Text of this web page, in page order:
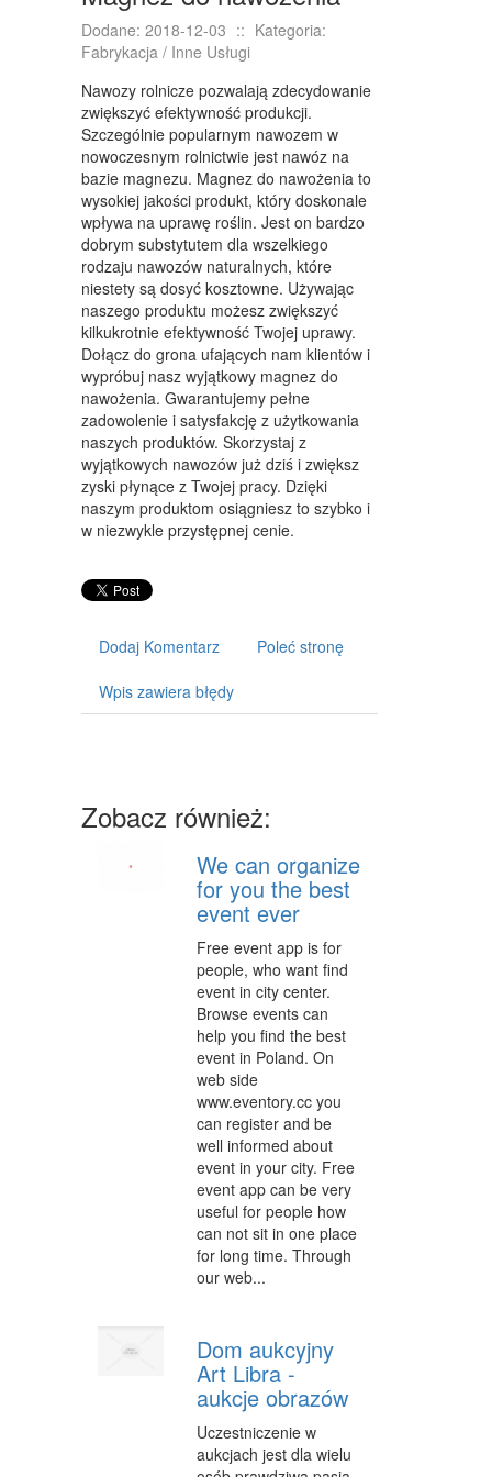
KURSY I SZKOLENIA
TŁUMACZENIA
WEBSTORE
BIŻUTERIA
DLA DZIECI
MEBLE
WYPOSAŻENIE WNĘTRZ
WYPOSAŻENIE ŁAZIENKI
ODZIEŻ
SPORT
ELEKTRONIKA, RTV, AGD
ART. DLA ZWIERZĄT
OGRÓD, ROŚLINY
INNE SKLEPY
NARZĘDZIA
PRZEMYSŁ METALOWY
TRANSPORT
TRANSPORT
CZĘŚCI SAMOCHODOWE
WYNAJEM
USŁUGI MOTORYZACYJNE
SALONY, KOMISY
E-MARKETING
AGENCJE REKLAMOWE
MATERIAŁY REKLAMOWE
WIGOR
IMPREZY INTEGRACYJNE
HOBBY
ZAJĘCIA SPORTOWE I REKREACYJNE
Dodane: 2018-12-03 :: Kategoria:
Fabrykacja / Inne Usługi
Nawozy rolnicze pozwalają zdecydowanie
zwiększyć efektywność produkcji.
Szczególnie popularnym nawozem w
nowoczesnym rolnictwie jest nawóz na
bazie magnezu. Magnez do nawożenia to
wysokiej jakości produkt, który doskonale
wpływa na uprawę roślin. Jest on bardzo
dobrym substytutem dla wszelkiego
rodzaju nawozów naturalnych, które
niestety są dosyć kosztowne. Używając
naszego produktu możesz zwiększyć
kilkukrotnie efektywność Twojej uprawy.
Dołącz do grona ufających nam klientów i
wypróbuj nasz wyjątkowy magnez do
nawożenia. Gwarantujemy pełne
zadowolenie i satysfakcję z użytkowania
naszych produktów. Skorzystaj z
wyjątkowych nawozów już dziś i zwiększ
zyski płynące z Twojej pracy. Dzięki
naszym produktom osiągniesz to szybko i
w niezwykle przystępnej cenie.
Dodaj Komentarz Poleć stronę
Wpis zawiera błędy
Zobacz również:
We can organize
for you the best
event ever
Free event app is for
people, who want find
event in city center.
Browse events can
help you find the best
event in Poland. On
web side
www.eventory.cc you
can register and be
well informed about
event in your city. Free
event app can be very
useful for people how
can not sit in one place
for long time. Through
our web...
Dom aukcyjny
Art Libra -
aukcje obrazów
Uczestniczenie w
aukcjach jest dla wielu